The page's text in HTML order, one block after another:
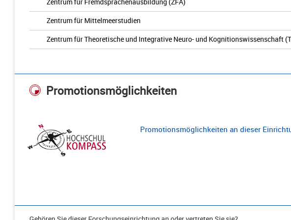
Zentrum für Mittelmeerstudien
Zentrum für Theoretische und Integrative Neuro- und Kognitionswissenschaft
Promotionsmöglichkeiten
Promotionsmöglichkeiten an dieser